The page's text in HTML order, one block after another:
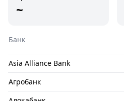
~
Банк
Asia Alliance Bank
Агробанк